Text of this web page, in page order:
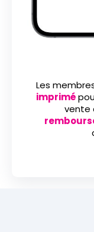
Les
imprimé
vente